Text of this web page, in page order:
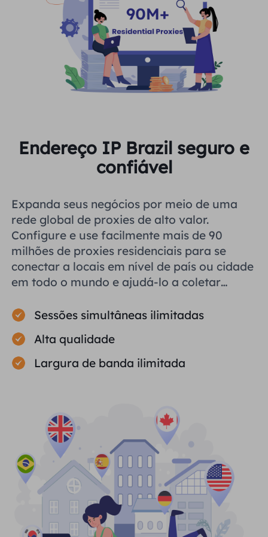
Endereço IP Brazil seguro e
confiável
Expanda seus negócios por meio de uma
rede global de proxies de alto valor.
Configure e use facilmente mais de 90
milhões de proxies residenciais para se
conectar a locais em nível de país ou cidade
em todo o mundo e ajudá-lo a coletar
Sessões simultâneas ilimitadas
Alta qualidade
Largura de banda ilimitada